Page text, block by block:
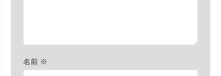
名前 ※